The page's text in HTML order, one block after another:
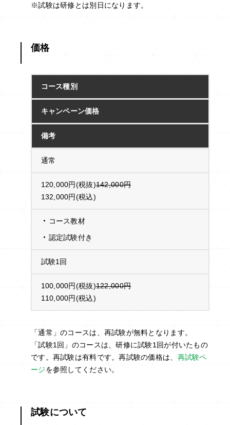
※試験は研修とは別日になります。
価格
コース種別
キャンペーン価格
備考
通常
120,000円(税抜)142,000円
132,000円(税込)
コース教材
認定試験付き
試験1回
100,000円(税抜)122,000円
110,000円(税込)
「通常」のコースは、再試験が無料となります。
「試験1回」のコースは、研修に試験1回が付いたもの
です。再試験は有料です。再試験の価格は、 再試験ペ
ージを参照してください。
試験について